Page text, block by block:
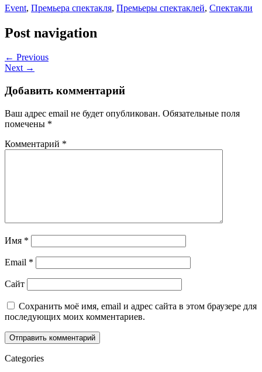
Event, Премьера спектакля, Премьеры спектаклей, Спектакли
Post navigation
← Previous
Next →
Добавить комментарий
Ваш адрес email не будет опубликован. Обязательные поля
помечены *
Комментарий *
Имя *
Email *
Сайт
Сохранить моё имя, email и адрес сайта в этом браузере для
последующих моих комментариев.
Categories